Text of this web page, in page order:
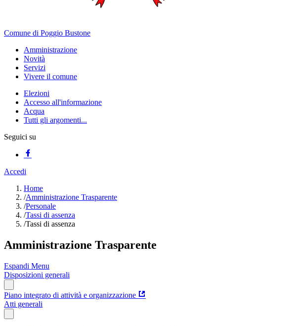
Comune di Poggio Bustone
Amministrazione
Novità
Servizi
Vivere il comune
Elezioni
Accesso all'informazione
Acqua
Tutti gli argomenti...
Seguici su
Accedi
Home
/Amministrazione Trasparente
/Personale
/Tassi di assenza
/Tassi di assenza
Amministrazione Trasparente
Espandi Menu
Disposizioni generali
Piano integrato di attività e organizzazione
Atti generali